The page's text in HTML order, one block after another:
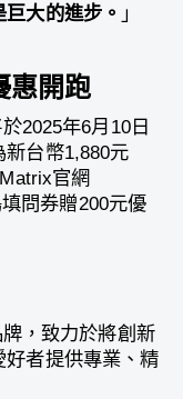
大的進步。 」
惠開跑
2025年6月10日
台幣1,880元
官網
問券贈200元優
，致力於將創新
者提供專業、精